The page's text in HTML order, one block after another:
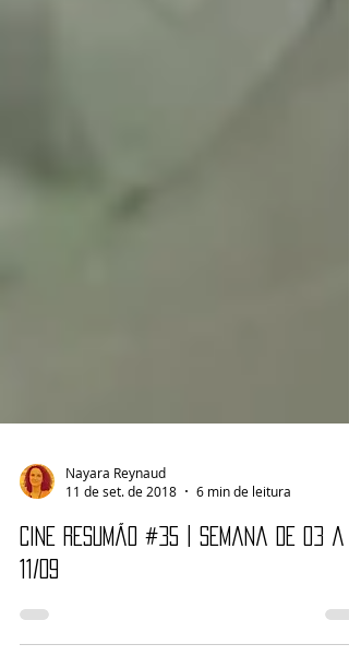
11 de set. de 2018
6 min de leitura
Cine Resumão #35 | Semana de 03 a
11/09